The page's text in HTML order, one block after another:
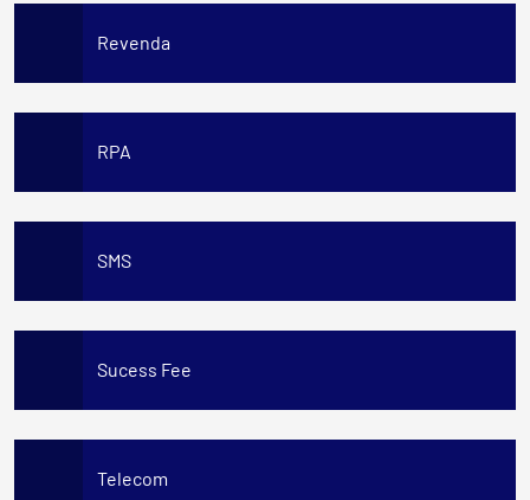
Revenda
RPA
SMS
Sucess Fee
Telecom